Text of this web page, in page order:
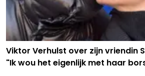
Viktor Verhulst over zijn vriendin
"Ik wou het eigenlijk met haar